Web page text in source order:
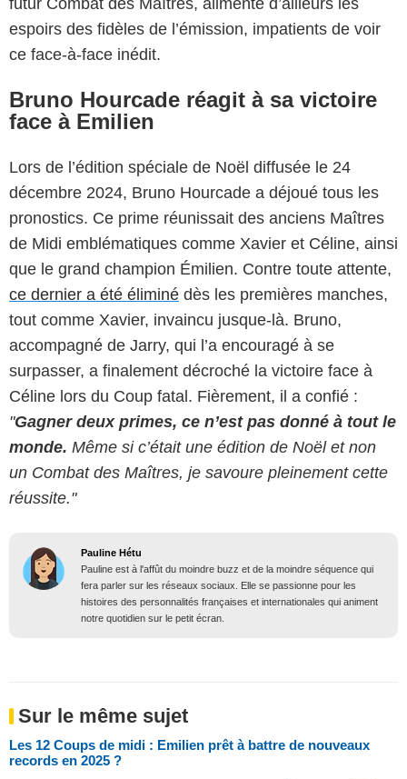
espoirs des fidèles de l’émission, impatients de voir
ce face-à-face inédit.
Bruno Hourcade réagit à sa victoire
face à Emilien
Lors de l’édition spéciale de Noël diffusée le 24
décembre 2024, Bruno Hourcade a déjoué tous les
pronostics. Ce prime réunissait des anciens Maîtres
de Midi emblématiques comme Xavier et Céline, ainsi
que le grand champion Émilien. Contre toute attente,
ce dernier a été éliminé dès les premières manches,
tout comme Xavier, invaincu jusque-là. Bruno,
accompagné de Jarry, qui l’a encouragé à se
surpasser, a finalement décroché la victoire face à
Céline lors du Coup fatal. Fièrement, il a confié :
"Gagner deux primes, ce n’est pas donné à tout le
monde. Même si c’était une édition de Noël et non
un Combat des Maîtres, je savoure pleinement cette
réussite."
Pauline Hétu
Pauline est à l'affût du moindre buzz et de la moindre séquence qui
fera parler sur les réseaux sociaux. Elle se passionne pour les
histoires des personnalités françaises et internationales qui animent
notre quotidien sur le petit écran.
Sur le même sujet
Les 12 Coups de midi : Emilien prêt à battre de nouveaux
records en 2025 ?